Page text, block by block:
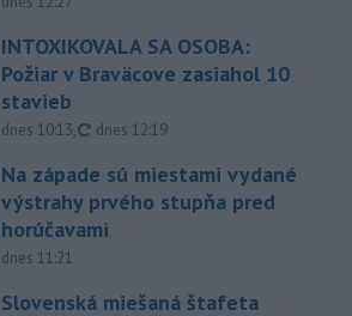
INTOXIKOVALA SA OSOBA:
Požiar v Braväcove zasiahol 10
stavieb
dnes 10:13, aktualizované
dnes 12:19
Na západe sú miestami vydané
výstrahy prvého stupňa pred
horúčavami
dnes 11:21
Slovenská miešaná štafeta